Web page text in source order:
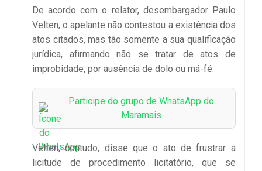
De acordo com o relator, desembargador Paulo
Velten, o apelante não contestou a existência dos
atos citados, mas tão somente a sua qualificação
jurídica, afirmando não se tratar de atos de
improbidade, por ausência de dolo ou má-fé.
Participe do grupo de WhatsApp do
Maramais
Velten, contudo, disse que o ato de frustrar a
licitude de procedimento licitatório, que se